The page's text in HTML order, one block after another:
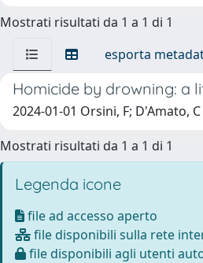
Mostrati risultati da 1 a 1 di 1
esporta
Homicide by drowning: a
2024-01-01 Orsini, F; D'Amato,
Mostrati risultati da 1 a 1 di 1
Legenda icone
file ad accesso aperto
file disponibili sulla rete
file disponibili agli utenti